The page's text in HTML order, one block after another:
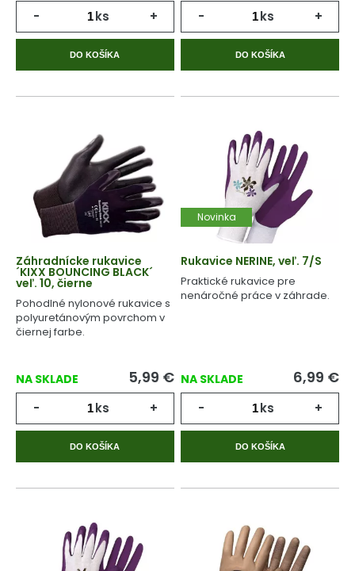
- ks +
DO KOŠÍKA
- ks +
DO KOŠÍKA
Záhradnícke rukavice
´KIXX BOUNCING BLACK´
veľ. 10, čierne
Pohodlné nylonové rukavice s
polyuretánovým povrchom v
čiernej farbe.
NA SKLADE 5,99 €
- ks +
DO KOŠÍKA
Novinka
Rukavice NERINE, veľ. 7/S
Praktické rukavice pre
nenáročné práce v záhrade.
NA SKLADE 6,99 €
- ks +
DO KOŠÍKA